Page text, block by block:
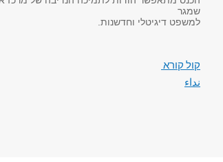
שמגר
למשפט דיגיטלי וחדשנות.
קול קורא
نداء